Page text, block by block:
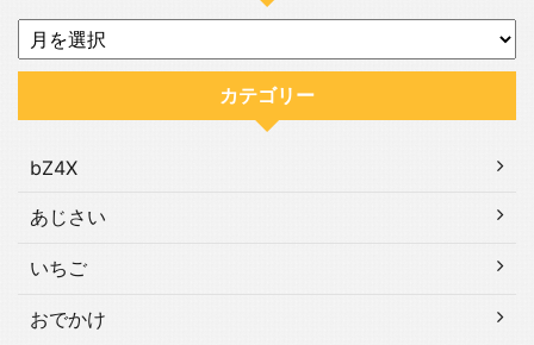
カテゴリー
bZ4X
あじさい
いちご
おでかけ